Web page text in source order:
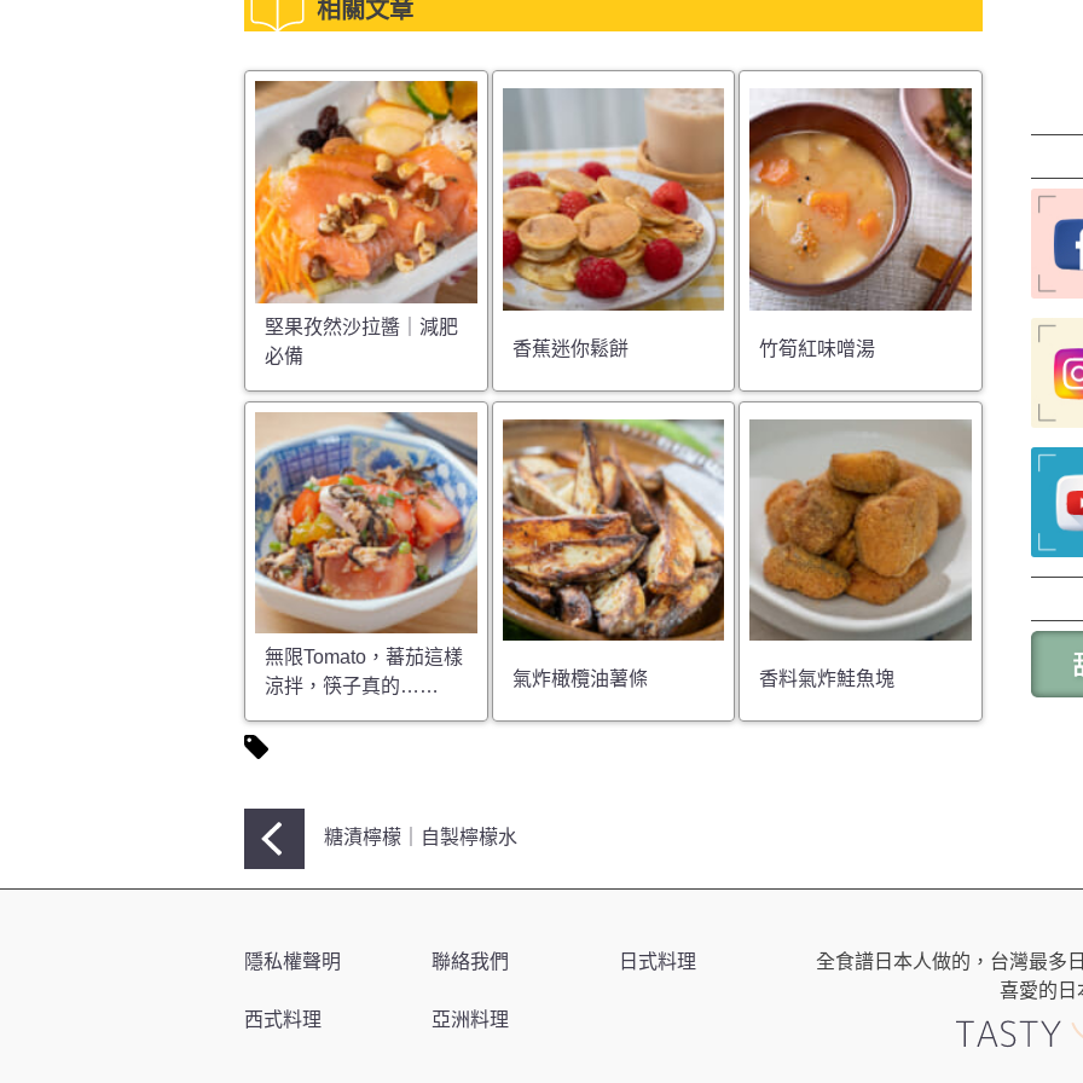
相關文章
堅果孜然沙拉醬｜減肥
必備
香蕉迷你鬆餅 竹筍紅味噌湯
無限Tomato，蕃茄這樣
涼拌，筷子真的……
氣炸橄欖油薯條 香料氣炸鮭魚塊
文
章
覽
糖漬檸檬｜自製檸檬水
隱私權聲明 聯絡我們 日式料理
西式料理 亞洲料理
全食譜日本人做的，台灣最多
喜愛的日